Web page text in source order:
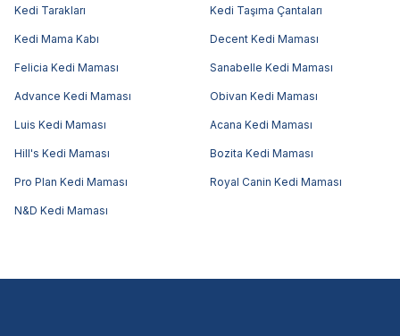
Kedi Tarakları Kedi Taşıma Çantaları
Kedi Mama Kabı Decent Kedi Maması
Felicia Kedi Maması Sanabelle Kedi Maması
Advance Kedi Maması Obivan Kedi Maması
Luis Kedi Maması Acana Kedi Maması
Hill's Kedi Maması Bozita Kedi Maması
Pro Plan Kedi Maması Royal Canin Kedi Maması
N&D Kedi Maması